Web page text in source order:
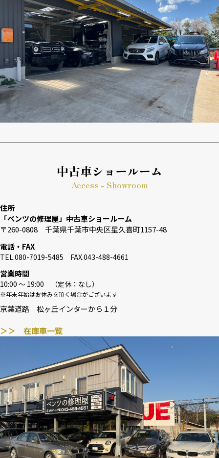
中古車ショールーム
Access - Showroom
住所
「ベンツの修理屋」中古車ショールーム
〒260-0808 千葉県千葉市中央区星久喜町1157-48
電話・FAX
TEL.080-7019-5485 FAX.043-488-4661
営業時間
10:00 〜 19:00 （定休：なし）
※年末年始はお休みを頂く場合がございます
京葉道路 松ヶ丘インターから１分
＞＞ 在庫車一覧